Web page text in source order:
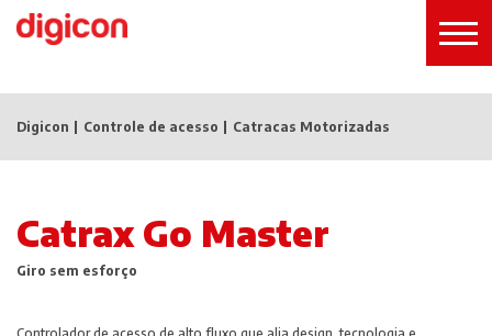
Digicon Controle de acesso Catracas Motorizadas
Catrax Go Master
Giro sem esforço